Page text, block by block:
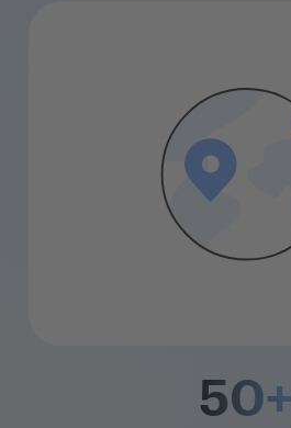
50+